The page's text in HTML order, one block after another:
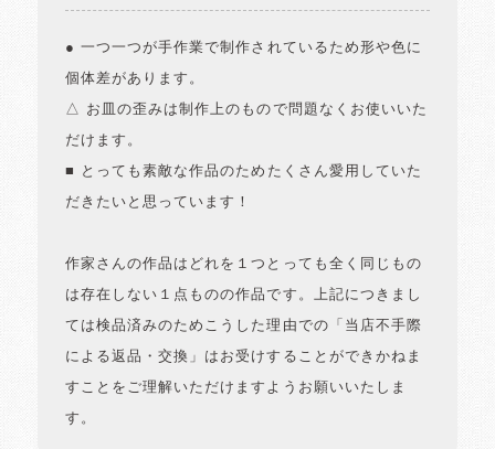
● 一つ一つが手作業で制作されているため形や色に
個体差があります。
△ お皿の歪みは制作上のもので問題なくお使いいた
だけます。
■ とっても素敵な作品のためたくさん愛用していた
だきたいと思っています！
作家さんの作品はどれを１つとっても全く同じもの
は存在しない１点ものの作品です。上記につきまし
ては検品済みのためこうした理由での「当店不手際
による返品・交換」はお受けすることができかねま
すことをご理解いただけますようお願いいたしま
す。